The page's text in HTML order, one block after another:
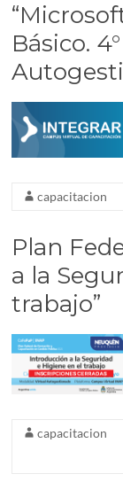
Básico.
capacitacion
Plan
a la
trabajo”
capacitacion